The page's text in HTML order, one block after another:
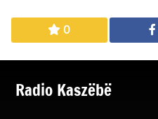
0
Radio Kaszëbë